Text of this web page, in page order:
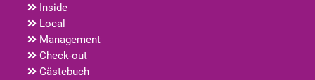
Inside
Local
Management
Check-out
Gästebuch